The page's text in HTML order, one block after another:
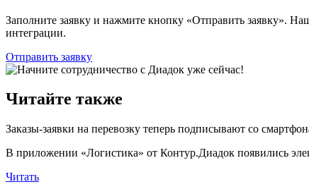
Заполните заявку и нажмите кнопку «Отправить заявку».
интеграции.
Отправить заявку
Читайте также
Заказы-заявки на перевозку теперь подписывают со
В приложении «Логистика» от Контур.Диадок появились
Читать